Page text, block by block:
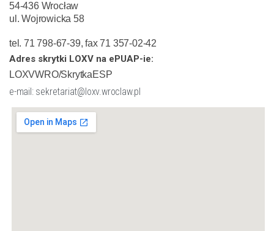
54-436 Wrocław
ul. Wojrowicka 58
tel. 71 798-67-39, fax 71 357-02-42
Adres skrytki LOXV na ePUAP-ie:
LOXVWRO/SkrytkaESP
e-mail: sekretariat@loxv.wroclaw.pl